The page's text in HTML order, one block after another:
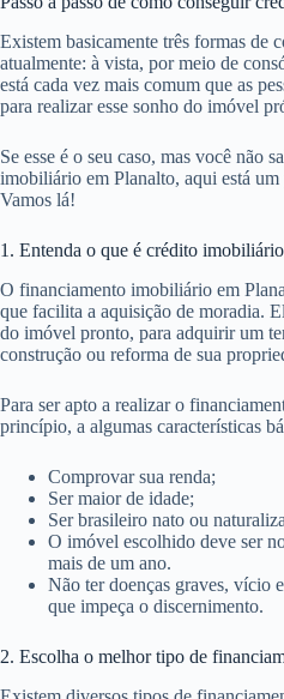
Existem basicamente três formas de
atualmente: à vista, por meio de
está cada vez mais comum que as
para realizar esse sonho do imóvel
Se esse é o seu caso, mas você não
imobiliário em Planalto, aqui está um
Vamos lá!
1. Entenda o que é crédito imobiliário
O financiamento imobiliário em
que facilita a aquisição de moradia.
do imóvel pronto, para adquirir um
construção ou reforma de sua
Para ser apto a realizar o
princípio, a algumas características
Comprovar sua renda;
Ser maior de idade;
Ser brasileiro nato ou
O imóvel escolhido deve ser
mais de um ano.
Não ter doenças graves, vício
que impeça o discernimento.
2. Escolha o melhor tipo de